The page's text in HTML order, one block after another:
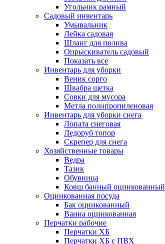
Угольник рамный
Садовый инвентарь
Умывальник
Лейка садовая
Шланг для полива
Опрыскиватель садовый
Показать все
Инвентарь для уборки
Веник сорго
Швабра щетка
Совки для мусора
Метла полипропиленовая
Инвентарь для уборки снега
Лопата снеговая
Ледоруб топор
Скрепер для снега
Хозяйственные товары
Ведра
Тазик
Обувница
Ковш банный оцинкованный
Оцинкованная посуда
Бак оцинкованный
Ванна оцинкованная
Перчатки рабочие
Перчатки ХБ
Перчатки ХБ с ПВХ